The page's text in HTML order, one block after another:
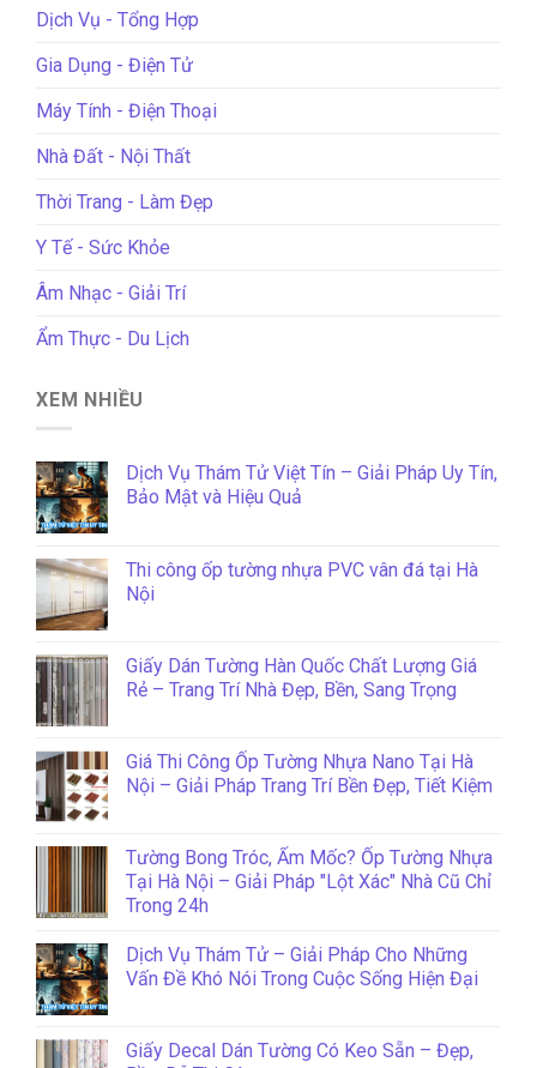
Dịch Vụ - Tổng Hợp
Gia Dụng - Điện Tử
Máy Tính - Điện Thoại
Nhà Đất - Nội Thất
Thời Trang - Làm Đẹp
Y Tế - Sức Khỏe
Âm Nhạc - Giải Trí
Ẩm Thực - Du Lịch
XEM NHIỀU
Dịch Vụ Thám Tử Việt Tín – Giải Pháp Uy Tín,
Bảo Mật và Hiệu Quả
Thi công ốp tường nhựa PVC vân đá tại Hà
Nội
Giấy Dán Tường Hàn Quốc Chất Lượng Giá
Rẻ – Trang Trí Nhà Đẹp, Bền, Sang Trọng
Giá Thi Công Ốp Tường Nhựa Nano Tại Hà
Nội – Giải Pháp Trang Trí Bền Đẹp, Tiết Kiệm
Tường Bong Tróc, Ẩm Mốc? Ốp Tường Nhựa
Tại Hà Nội – Giải Pháp "Lột Xác" Nhà Cũ Chỉ
Trong 24h
Dịch Vụ Thám Tử – Giải Pháp Cho Những
Vấn Đề Khó Nói Trong Cuộc Sống Hiện Đại
Giấy Decal Dán Tường Có Keo Sẵn – Đẹp,